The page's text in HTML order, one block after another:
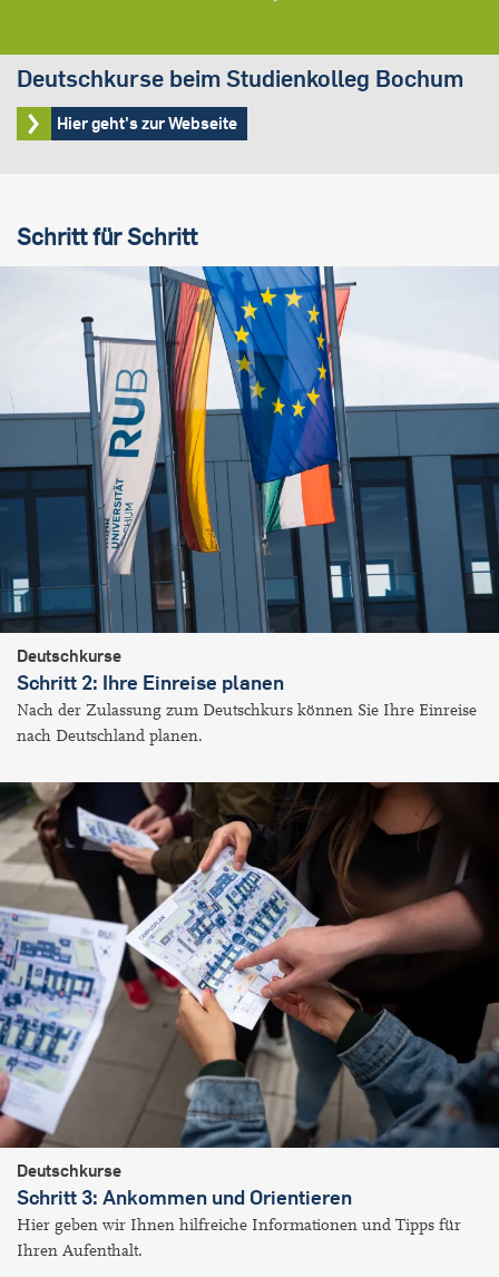
Deutschkurse beim Studienkolleg Bochum
Hier geht's zur Webseite
Schritt für Schritt
Deutschkurse
Schritt 2: Ihre Einreise planen
Nach der Zulassung zum Deutschkurs können Sie Ihre Einreise
nach Deutschland planen.
Deutschkurse
Schritt 3: Ankommen und Orientieren
Hier geben wir Ihnen hilfreiche Informationen und Tipps für
Ihren Aufenthalt.